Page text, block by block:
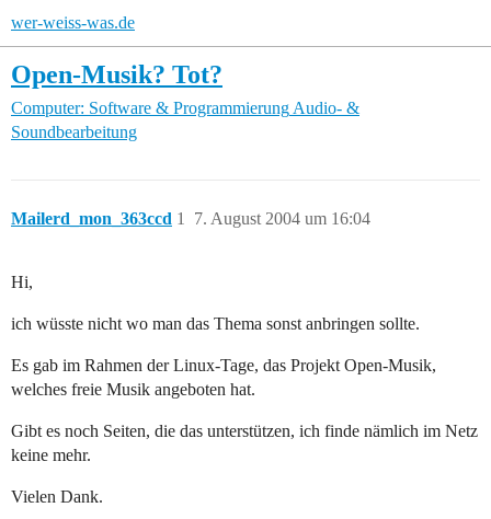
wer-weiss-was.de
Open-Musik? Tot?
Computer: Software & Programmierung Audio- &
Soundbearbeitung
Mailerd_mon_363ccd 7. August 2004 um 16:04
1
Hi,
ich wüsste nicht wo man das Thema sonst anbringen sollte.
Es gab im Rahmen der Linux-Tage, das Projekt Open-Musik,
welches freie Musik angeboten hat.
Gibt es noch Seiten, die das unterstützen, ich finde nämlich im Netz
keine mehr.
Vielen Dank.